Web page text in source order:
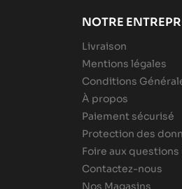
NOTRE
Livraison
Mentions légales
Conditions
À propos
Paiement sécurisé
Protection des
Foire aux questions
Contactez-nous
Nos Magasins